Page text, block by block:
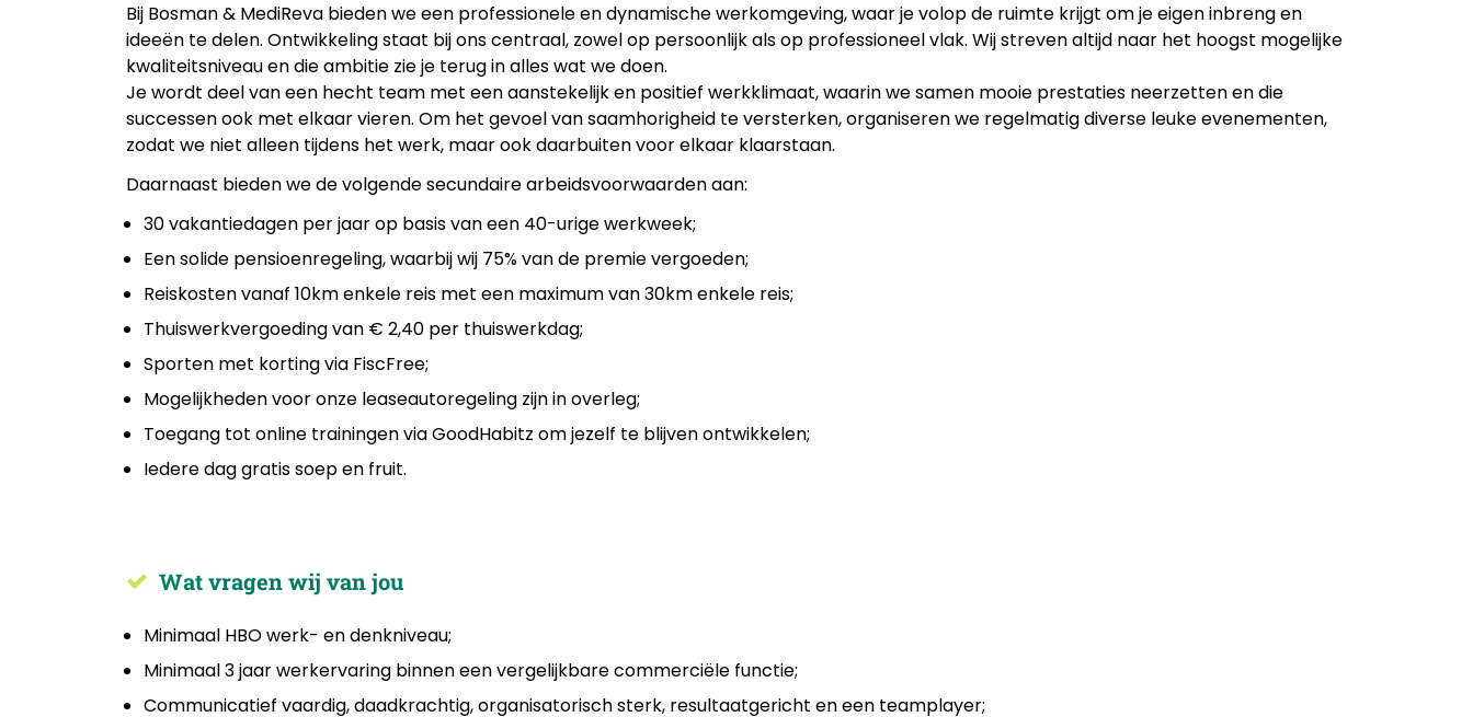
Bij Bosman & MediReva bieden we een professionele en dynamische werkomgeving, waar je volop de ruimte krijgt om je eigen inbreng en
ideeën te delen. Ontwikkeling staat bij ons centraal, zowel op persoonlijk als op professioneel vlak. Wij streven altijd naar het hoogst mogelijke
kwaliteitsniveau en die ambitie zie je terug in alles wat we doen.
Je wordt deel van een hecht team met een aanstekelijk en positief werkklimaat, waarin we samen mooie prestaties neerzetten en die
successen ook met elkaar vieren. Om het gevoel van saamhorigheid te versterken, organiseren we regelmatig diverse leuke evenementen,
zodat we niet alleen tijdens het werk, maar ook daarbuiten voor elkaar klaarstaan.
Daarnaast bieden we de volgende secundaire arbeidsvoorwaarden aan:
30 vakantiedagen per jaar op basis van een 40-urige werkweek;
Een solide pensioenregeling, waarbij wij 75% van de premie vergoeden;
Reiskosten vanaf 10km enkele reis met een maximum van 30km enkele reis;
Thuiswerkvergoeding van € 2,40 per thuiswerkdag;
Sporten met korting via FiscFree;
Mogelijkheden voor onze leaseautoregeling zijn in overleg;
Toegang tot online trainingen via GoodHabitz om jezelf te blijven ontwikkelen;
Iedere dag gratis soep en fruit.
Wat vragen wij van jou
Minimaal HBO werk- en denkniveau;
Minimaal 3 jaar werkervaring binnen een vergelijkbare commerciële functie;
Communicatief vaardig, daadkrachtig, organisatorisch sterk, resultaatgericht en een teamplayer;